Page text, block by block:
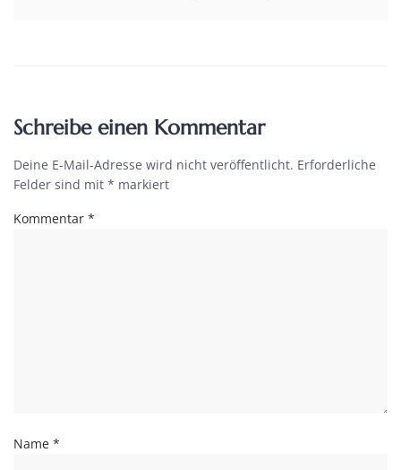
Schreibe einen Kommentar
Deine E-Mail-Adresse wird nicht veröffentlicht. Erforderliche
Felder sind mit * markiert
Kommentar *
Name *